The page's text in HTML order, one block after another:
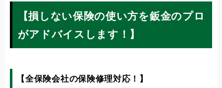
【損しない保険の使い方を鈑金のプロ
がアドバイスします！】
【全保険会社の保険修理対応！】